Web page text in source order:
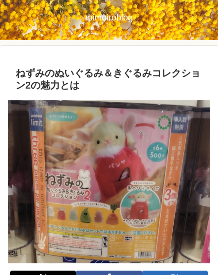
mimoiroblog
ねずみのぬいぐるみ＆きぐるみコレクショ
ン2の魅力とは